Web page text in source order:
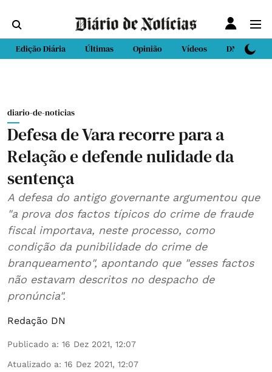
Edição Diária Últimas Opinião Vídeos DN Sport
diario-de-noticias
Defesa de Vara recorre para a
Relação e defende nulidade da
sentença
A defesa do antigo governante argumentou que
"a prova dos factos típicos do crime de fraude
fiscal importava, neste processo, como
condição da punibilidade do crime de
branqueamento", apontando que "esses factos
não estavam descritos no despacho de
pronúncia".
Redação DN
Publicado a: 16 Dez 2021, 12:07
Atualizado a: 16 Dez 2021, 12:07